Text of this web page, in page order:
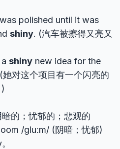
polished until it was
shiny. (汽车被擦得又亮又
shiny new idea for the
对这个项目有一个闪亮的
暗的；忧郁的；悲观的
/ɡluːm/ (阴暗；忧郁)